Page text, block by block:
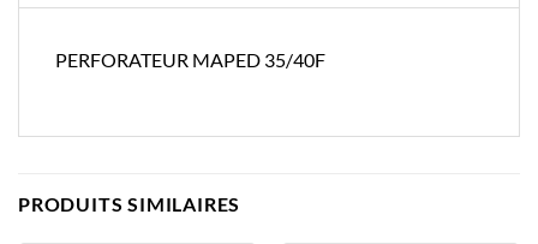
PERFORATEUR MAPED 35/40F
PRODUITS SIMILAIRES